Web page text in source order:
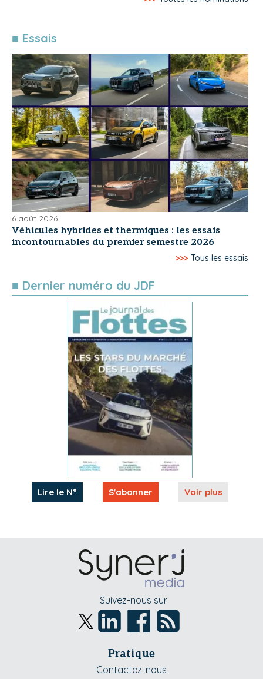
■ Essais
6 août 2026
Véhicules hybrides et thermiques : les essais
incontournables du premier semestre 2026
>>> Tous les essais
■ Dernier numéro du JDF
Lire le N° S'abonner Voir plus
Suivez-nous sur
Pratique
Contactez-nous